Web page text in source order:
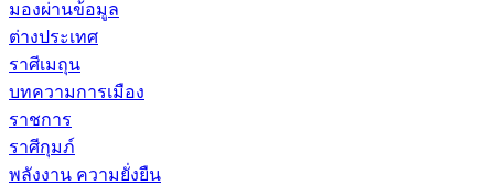
มองผ่านข้อมูล
ต่างประเทศ
ราศีเมถุน
บทความการเมือง
ราชการ
ราศีกุมภ์
พลังงาน ความยั่งยืน